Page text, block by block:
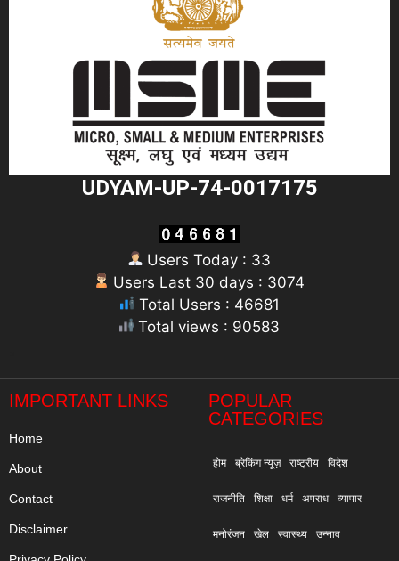
UDYAM-UP-74-0017175
Users Today : 33
Users Last 30 days : 3074
Total Users : 46681
Total views : 90583
IMPORTANT LINKS
Home
About
Contact
Disclaimer
POPULAR
CATEGORIES
होम ब्रेकिंग न्यूज़ राष्ट्रीय विदेश
राजनीति शिक्षा धर्म अपराध व्यापार
मनोरंजन खेल स्वास्थ्य उन्नाव